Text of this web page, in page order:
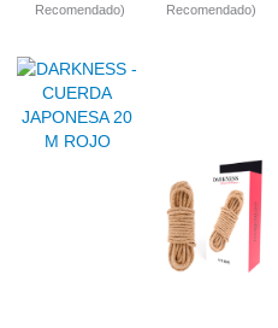
Recomendado)
Recomendado)